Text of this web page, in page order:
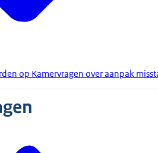
op Kamervragen over aanpak